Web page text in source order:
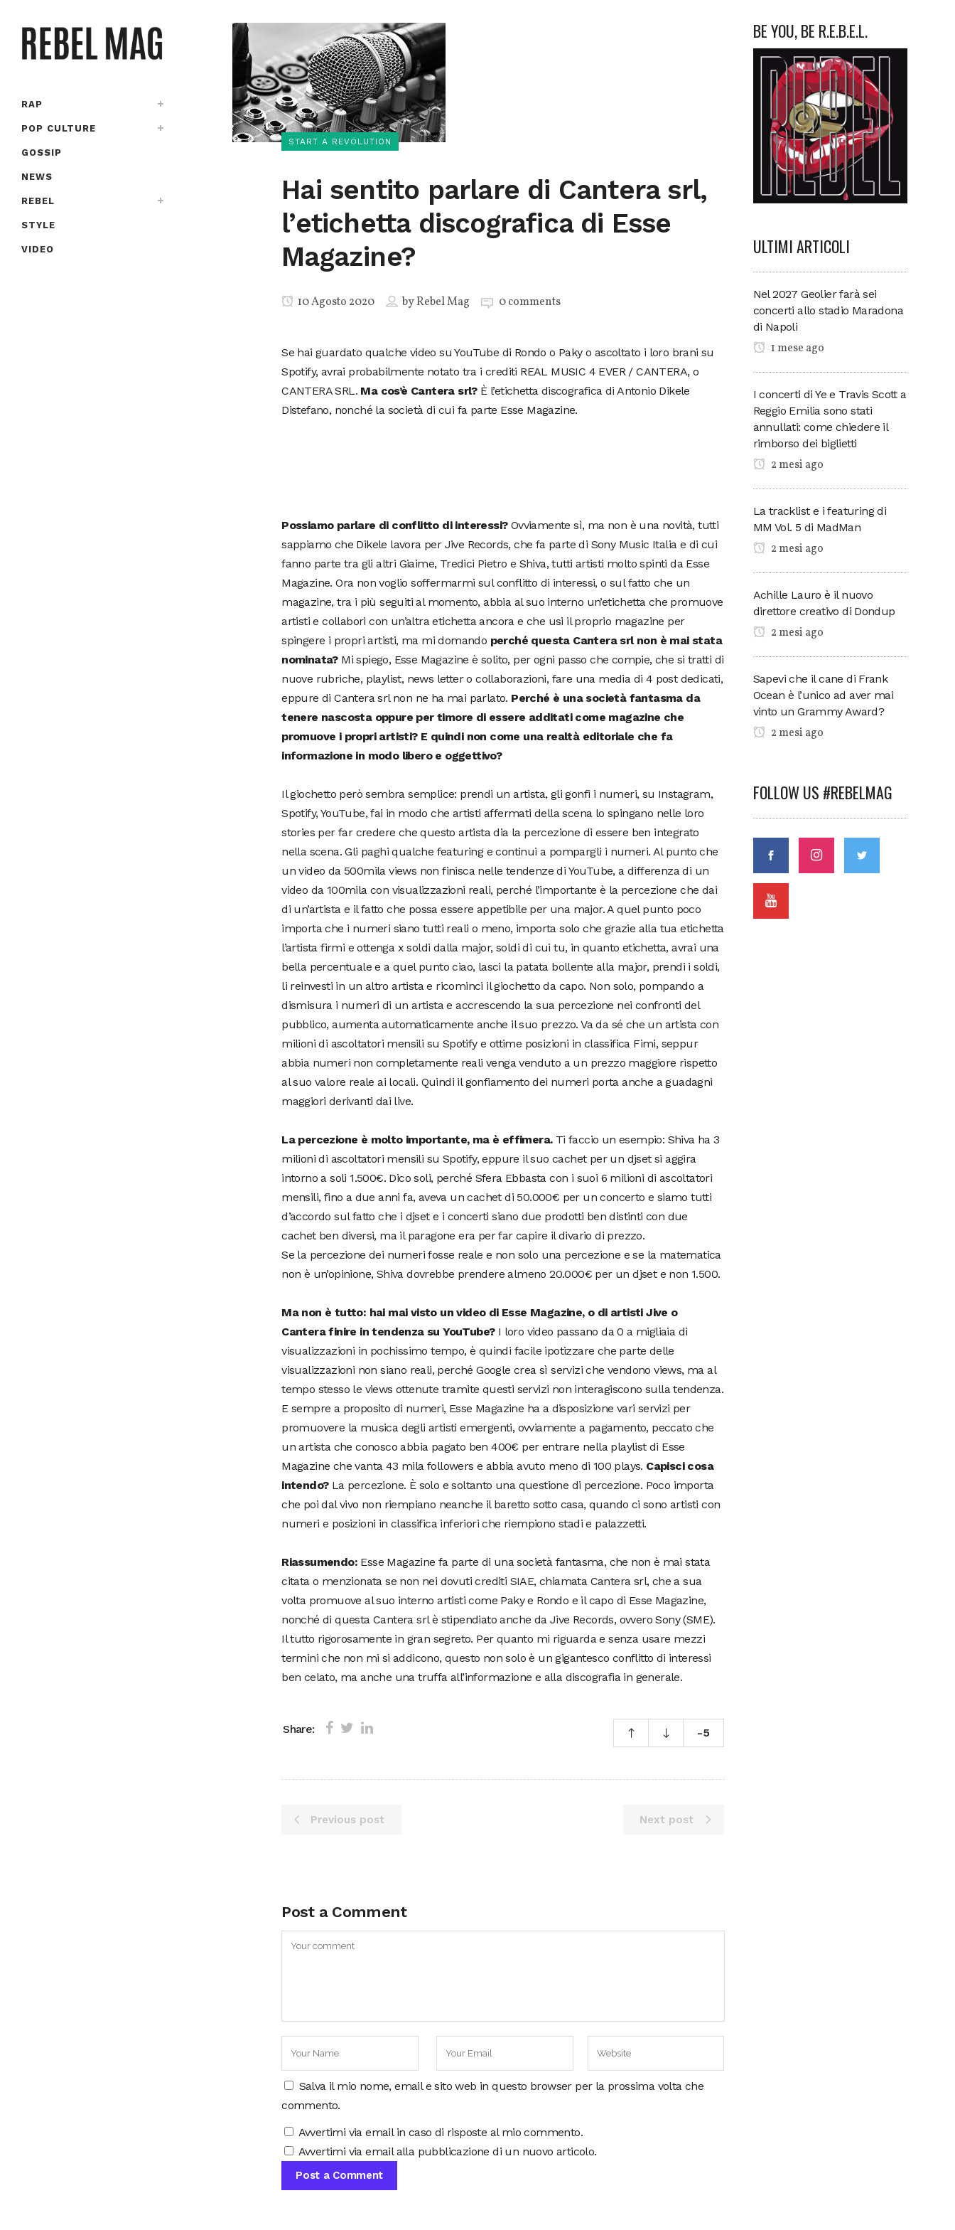
RAP
POP CULTURE
GOSSIP
NEWS
REBEL
STYLE
VIDEO
START A REVOLUTION
Hai sentito parlare di Cantera srl,
l’etichetta discografica di Esse
Magazine?
10 Agosto 2020 byRebel Mag 0 comments
Se hai guardato qualche video su YouTube di Rondo o Paky o ascoltato i loro brani su
Spotify, avrai probabilmente notato tra i crediti REAL MUSIC 4 EVER / CANTERA, o
CANTERA SRL. Ma cos’è Cantera srl?È l’etichetta discografica di Antonio Dikele
Distefano, nonché la società di cui fa parte Esse Magazine.
Possiamo parlare di conflitto di interessi?Ovviamente sì, ma non è una novità, tutti
sappiamo che Dikele lavora per Jive Records, che fa parte di Sony Music Italia e di cui
fanno parte tra gli altri Giaime, Tredici Pietro e Shiva, tutti artisti molto spinti da Esse
Magazine. Ora non voglio soffermarmi sul conflitto di interessi, o sul fatto che un
magazine, tra i più seguiti al momento, abbia al suo interno un’etichetta che promuove
artisti e collabori con un’altra etichetta ancora e che usi il proprio magazine per
spingere i propri artisti, ma mi domando perché questa Cantera srl non è mai stata
nominata?Mi spiego, Esse Magazine è solito, per ogni passo che compie, che si tratti di
nuove rubriche, playlist, news letter o collaborazioni, fare una media di 4 post dedicati,
eppure di Cantera srl non ne ha mai parlato. Perché è una società fantasma da
tenere nascosta oppure per timore di essere additati come magazine che
promuove i propri artisti? E quindi non come una realtà editoriale che fa
informazione in modo libero e oggettivo?
Il giochetto però sembra semplice: prendi un artista, gli gonfi i numeri, su Instagram,
Spotify, YouTube, fai in modo che artisti affermati della scena lo spingano nelle loro
stories per far credere che questo artista dia la percezione di essere ben integrato
nella scena. Gli paghi qualche featuring e continui a pompargli i numeri. Al punto che
un video da 500mila views non finisca nelle tendenze di YouTube, a differenza di un
video da 100mila con visualizzazioni reali, perché l’importante è la percezione che dai
di un’artista e il fatto che possa essere appetibile per una major. A quel punto poco
importa che i numeri siano tutti reali o meno, importa solo che grazie alla tua etichetta
l’artista firmi e ottenga x soldi dalla major, soldi di cui tu, in quanto etichetta, avrai una
bella percentuale e a quel punto ciao, lasci la patata bollente alla major, prendi i soldi,
li reinvesti in un altro artista e ricominci il giochetto da capo. Non solo, pompando a
dismisura i numeri di un artista e accrescendo la sua percezione nei confronti del
pubblico, aumenta automaticamente anche il suo prezzo. Va da sé che un artista con
milioni di ascoltatori mensili su Spotify e ottime posizioni in classifica Fimi, seppur
abbia numeri non completamente reali venga venduto a un prezzo maggiore rispetto
al suo valore reale ai locali. Quindi il gonfiamento dei numeri porta anche a guadagni
maggiori derivanti dai live.
La percezione è molto importante, ma è effimera.Ti faccio un esempio: Shiva ha 3
milioni di ascoltatori mensili su Spotify, eppure il suo cachet per un djset si aggira
intorno a soli 1.500€. Dico soli, perché Sfera Ebbasta con i suoi 6 milioni di ascoltatori
mensili, fino a due anni fa, aveva un cachet di 50.000€ per un concerto e siamo tutti
d’accordo sul fatto che i djset e i concerti siano due prodotti ben distinti con due
cachet ben diversi, ma il paragone era per far capire il divario di prezzo.
Se la percezione dei numeri fosse reale e non solo una percezione e se la matematica
non è un’opinione, Shiva dovrebbe prendere almeno 20.000€ per un djset e non 1.500.
Ma non è tutto: hai mai visto un video di Esse Magazine, o di artisti Jive o
Cantera finire in tendenza su YouTube?I loro video passano da 0 a migliaia di
visualizzazioni in pochissimo tempo, è quindi facile ipotizzare che parte delle
visualizzazioni non siano reali, perché Google crea sì servizi che vendono views, ma al
tempo stesso le views ottenute tramite questi servizi non interagiscono sulla tendenza.
E sempre a proposito di numeri, Esse Magazine ha a disposizione vari servizi per
promuovere la musica degli artisti emergenti, ovviamente a pagamento, peccato che
un artista che conosco abbia pagato ben 400€ per entrare nella playlist di Esse
Magazine che vanta 43 mila followers e abbia avuto meno di 100 plays. Capisci cosa
intendo?La percezione. È solo e soltanto una questione di percezione. Poco importa
che poi dal vivo non riempiano neanche il baretto sotto casa, quando ci sono artisti con
numeri e posizioni in classifica inferiori che riempiono stadi e palazzetti.
Riassumendo: Esse Magazine fa parte di una società fantasma, che non è mai stata
citata o menzionata se non nei dovuti crediti SIAE, chiamata Cantera srl, che a sua
volta promuove al suo interno artisti come Paky e Rondo e il capo di Esse Magazine,
nonché di questa Cantera srl è stipendiato anche da Jive Records, ovvero Sony (SME).
Il tutto rigorosamente in gran segreto. Per quanto mi riguarda e senza usare mezzi
termini che non mi si addicono, questo non solo è un gigantesco conflitto di interessi
ben celato, ma anche una truffa all’informazione e alla discografia in generale.
Share: -5
Previous post Next post
Post a Comment
Salva il mio nome, email e sito web in questo browser per la prossima volta che
commento.
Avvertimi via email in caso di risposte al mio commento.
Avvertimi via email alla pubblicazione di un nuovo articolo.
BE YOU, BE R.E.B.E.L.
ULTIMI ARTICOLI
Nel 2027 Geolier farà sei
concerti allo stadio Maradona
di Napoli
1 mese ago
I concerti di Ye e Travis Scott a
Reggio Emilia sono stati
annullati: come chiedere il
rimborso dei biglietti
2 mesi ago
La tracklist e i featuring di
MM Vol. 5 di MadMan
2 mesi ago
Achille Lauro è il nuovo
direttore creativo di Dondup
2 mesi ago
Sapevi che il cane di Frank
Ocean è l’unico ad aver mai
vinto un Grammy Award?
2 mesi ago
FOLLOW US #REBELMAG